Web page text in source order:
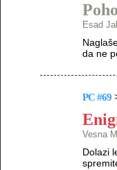
Esad
da ne
PC #69
Vesna
Dolazi